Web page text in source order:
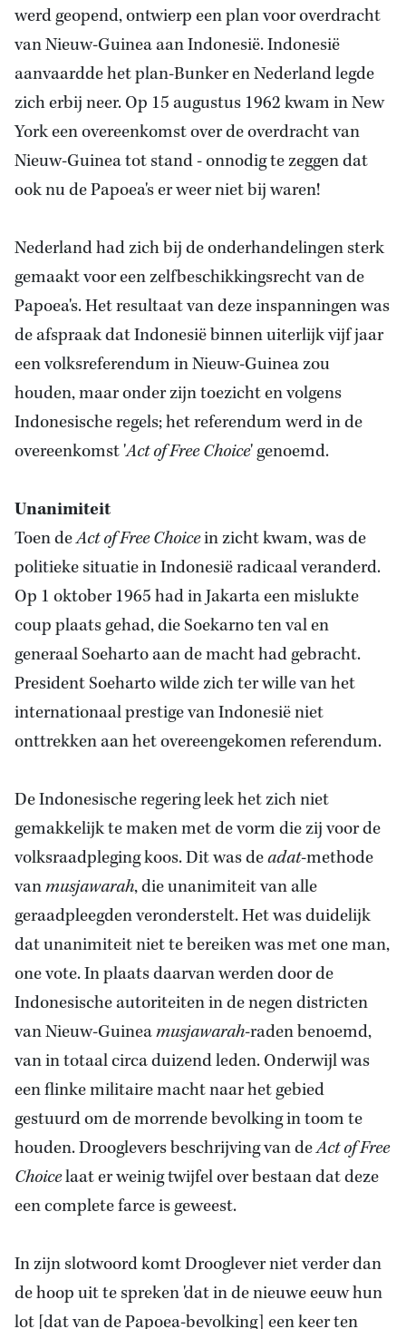
werd geopend, ontwierp een plan voor overdracht
van Nieuw-Guinea aan Indonesië. Indonesië
aanvaardde het plan-Bunker enNederlandlegde
zich erbij neer. Op 15 augustus 1962 kwam in New
York een overeenkomst over de overdracht van
Nieuw-Guinea tot stand - onnodig te zeggen dat
ook nu de Papoea's er weer niet bij waren!
Nederlandhad zich bij de onderhandelingen sterk
gemaakt voor een zelfbeschikkingsrecht van de
Papoea's. Het resultaat van deze inspanningen was
de afspraak dat Indonesië binnen uiterlijk vijf jaar
een volksreferendum in Nieuw-Guinea zou
houden, maar onder zijn toezicht en volgens
Indonesische regels; het referendum werd in de
overeenkomst 'Act of Free Choice' genoemd.
Unanimiteit
Toen deAct of Free Choicein zicht kwam, was de
politieke situatie in Indonesië radicaal veranderd.
Op 1 oktober 1965 had in Jakarta een mislukte
coup plaats gehad, die Soekarno ten val en
generaal Soeharto aan de macht had gebracht.
President Soeharto wilde zich ter wille van het
internationaal prestige van Indonesië niet
onttrekken aan het overeengekomen referendum.
De Indonesische regering leek het zich niet
gemakkelijk te maken met de vorm die zij voor de
volksraadpleging koos. Dit was deadat-methode
vanmusjawarah, die unanimiteit van alle
geraadpleegden veronderstelt. Het was duidelijk
dat unanimiteit niet te bereiken was met one man,
one vote. In plaats daarvan werden door de
Indonesische autoriteiten in de negen districten
van Nieuw-Guineamusjawarah-raden benoemd,
van in totaal circa duizend leden. Onderwijl was
een flinke militaire macht naar het gebied
gestuurd om de morrende bevolking in toom te
houden. Drooglevers beschrijving van deAct of Free
Choicelaat er weinig twijfel over bestaan dat deze
een complete farce is geweest.
In zijn slotwoord komt Drooglever niet verder dan
de hoop uit te spreken 'dat in de nieuwe eeuw hun
lot [dat van de Papoea-bevolking] een keer ten